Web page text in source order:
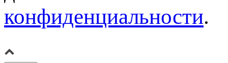
конфиденциальности.